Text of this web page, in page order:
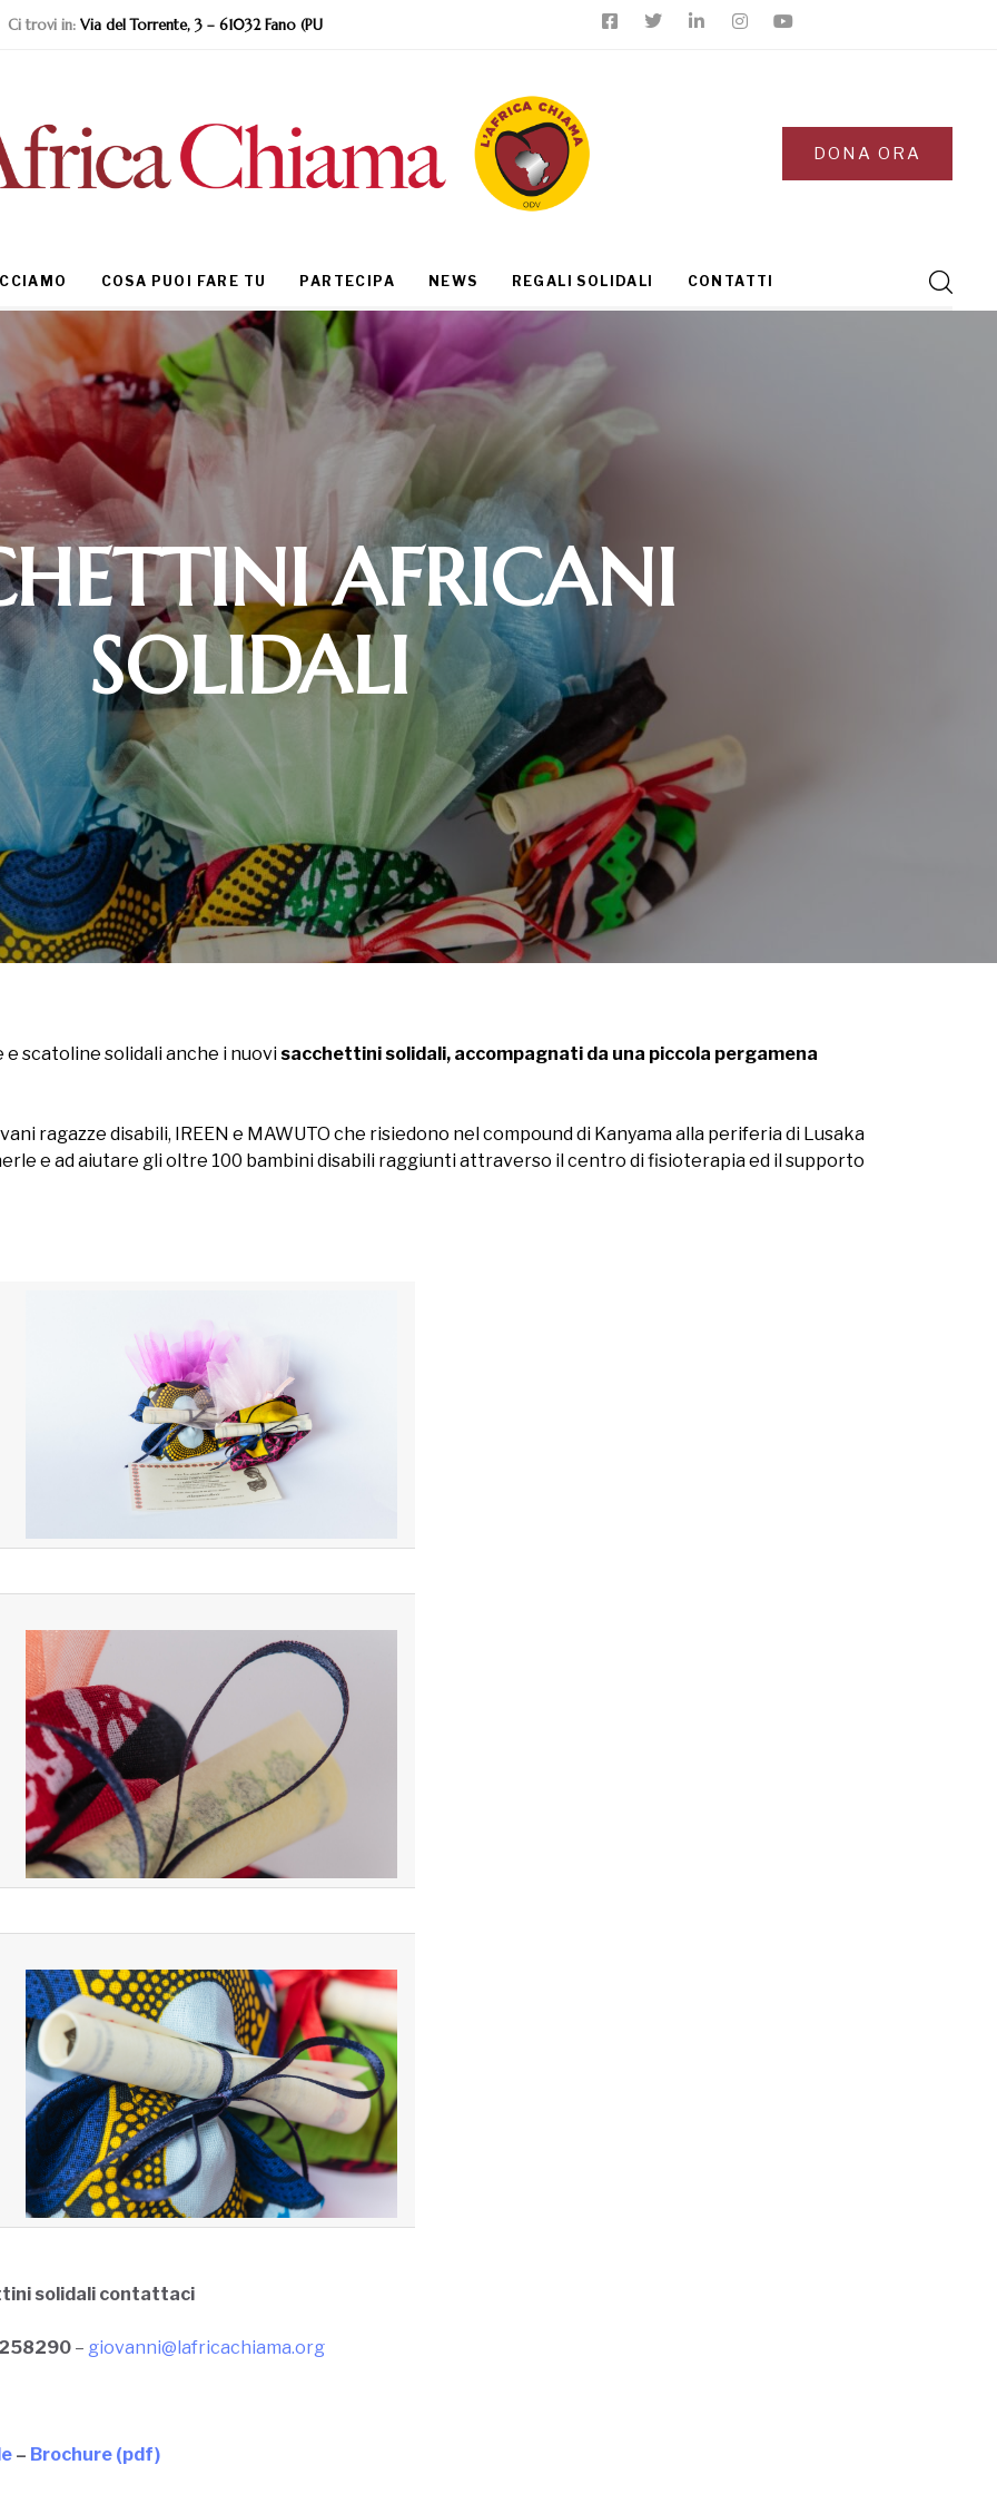
Ci trovi in: Via del Torrente, 3 – 61032 Fano (PU
DONA ORA
COSA PUOI FARE TU PARTECIPA NEWS REGALI SOLIDALI CONTATTI
AFRICANI
SOLIDALI
scatoline solidali anche i nuovi sacchettini solidali, accompagnati da una piccola pergamena
ragazze disabili, IREEN e MAWUTO che risiedono nel compound di Kanyama alla periferia di Lusaka
e ad aiutare gli oltre 100 bambini disabili raggiunti attraverso il centro di fisioterapia ed il supporto
solidali contattaci
– giovanni@lafricachiama.org
– Brochure (pdf)